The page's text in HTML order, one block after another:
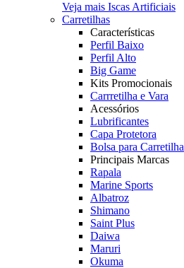
Veja mais Iscas Artificiais
Carretilhas
Características
Perfil Baixo
Perfil Alto
Big Game
Kits Promocionais
Carrretilha e Vara
Acessórios
Lubrificantes
Capa Protetora
Bolsa para Carretilha
Principais Marcas
Rapala
Marine Sports
Albatroz
Shimano
Saint Plus
Daiwa
Maruri
Okuma